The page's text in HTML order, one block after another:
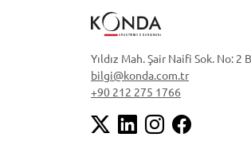
Yıldız Mah. Şair Naifi Sok. No:
bilgi@konda.com.tr
+90 212 275 1766